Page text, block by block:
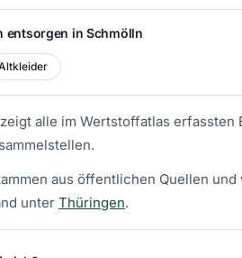
entsorgen inSchmölln
alle im Wertstoffatlas erfassten
aus öffentlichen Quellen
unter Thüringen.